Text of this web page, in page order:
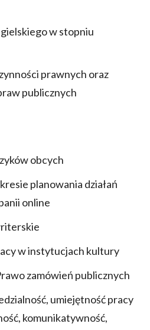
w stopniu
prawnych oraz
publicznych
obcych
planowania działań
online
w instytucjach kultury
zamówień publicznych
umiejętność pracy
komunikatywność,